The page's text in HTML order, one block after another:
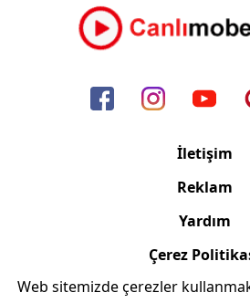
İletişim
Reklam
Yardım
Çerez
Web sitemizde çerezler